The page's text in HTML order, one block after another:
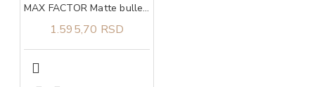
MAX FACTOR Matte bullet sun kissed 10
1.595,70 RSD